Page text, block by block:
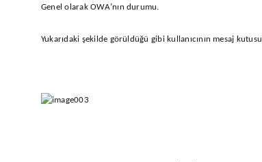
Genel olarak OWA’nın durumu.
Yukarıdaki şekilde görüldüğü gibi kullanıcının mesaj